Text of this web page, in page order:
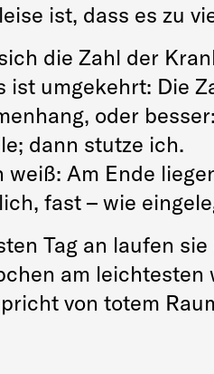
ist, dass es zu
die Zahl der
ist umgekehrt: Die
oder
dann stutze ich.
weiß: Am Ende
fast – wie
Tag an laufen
am leichtesten
von totem